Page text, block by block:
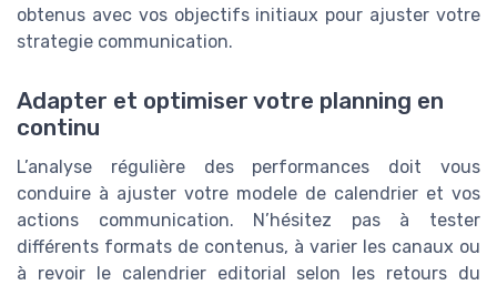
obtenus avec vos objectifs initiaux pour ajuster votre
strategie communication.
Adapter et optimiser votre planning en
continu
L’analyse régulière des performances doit vous
conduire à ajuster votre modele de calendrier et vos
actions communication. N’hésitez pas à tester
différents formats de contenus, à varier les canaux ou
à revoir le calendrier editorial selon les retours du